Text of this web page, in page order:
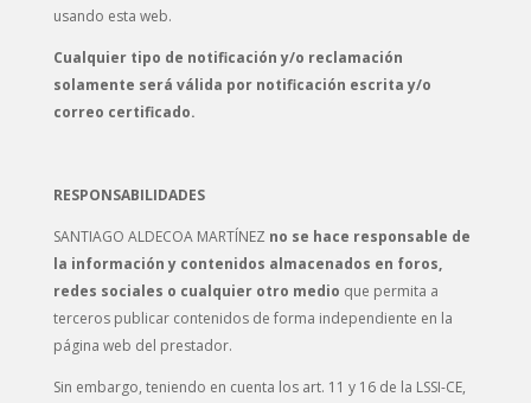
usando esta web.
Cualquier tipo de notificación y/o reclamación
solamente será válida por notificación escrita y/o
correo certificado.
RESPONSABILIDADES
SANTIAGO ALDECOA MARTÍNEZ no se hace responsable de
la información y contenidos almacenados en foros,
redes sociales o cualquier otro medio que permita a
terceros publicar contenidos de forma independiente en la
página web del prestador.
Sin embargo, teniendo en cuenta los art. 11 y 16 de la LSSI-CE,